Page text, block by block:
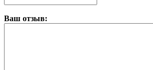
Ваш отзыв: